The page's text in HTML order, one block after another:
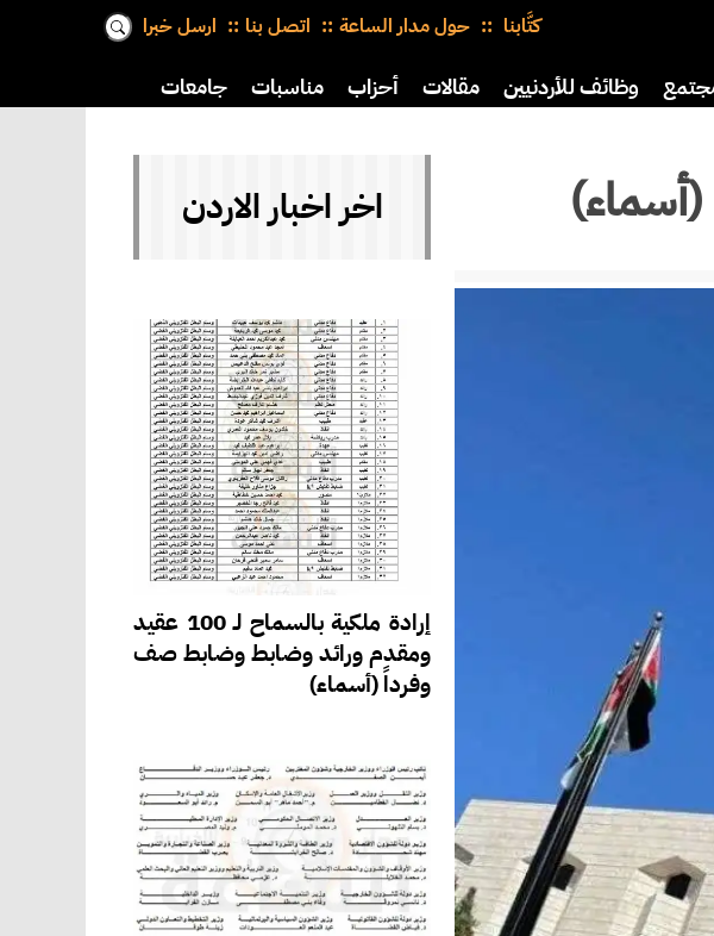
كتَّابنا حول مدار الساعة اتصل بنا ارسل خبرا
وظائف للأردنيين مقالات أحزاب مناسبات جامعات
اخر اخبار الاردن
إرادة ملكية بالسماح لـ 100 عقيد
ومقدم ورائد وضابط وضابط صف
وفرداً (أسماء)